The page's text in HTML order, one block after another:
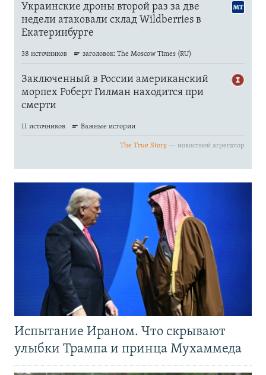
Испытание Ираном. Что скрывают
улыбки Трампа и принца Мухаммеда